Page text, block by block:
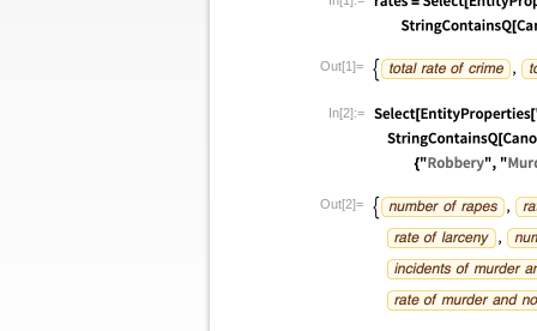
Out[1]=
In[2]:=
Out[2]=